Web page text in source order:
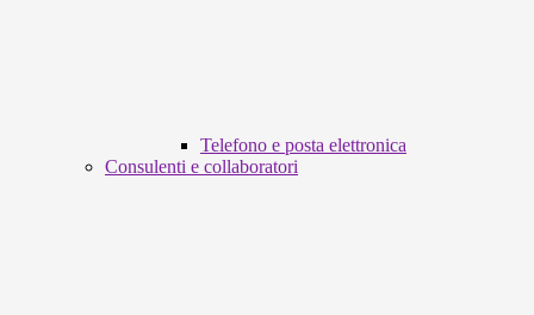
Telefono e posta elettronica
Consulenti e collaboratori